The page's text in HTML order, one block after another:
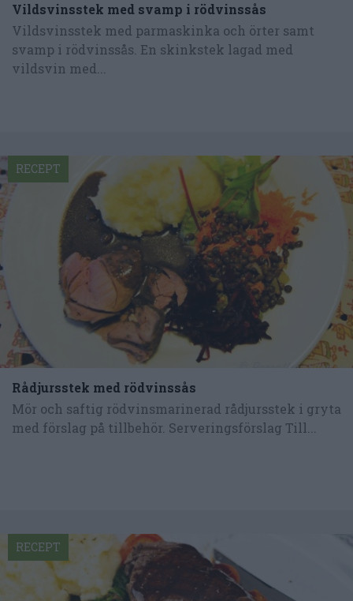
Vildsvinsstek med svamp i rödvinssås
Vildsvinsstek med parmaskinka och örter samt
svamp i rödvinssås. En skinkstek lagad med
vildsvin med...
Rådjursstek med rödvinssås
Mör och saftig rödvinsmarinerad rådjursstek i gryta
med förslag på tillbehör. Serveringsförslag Till...
RECEPT
RECEPT